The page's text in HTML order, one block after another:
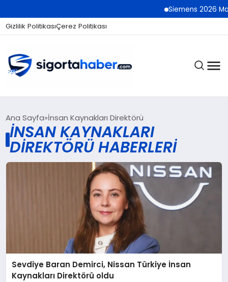
Siemens 2026
Gizlilik PolitikasıÇerez Politikası
SIGORTA
BES / HAYAT
BILIM VE TEKNOLOJI
Ana Sayfa İnsan Kaynakları Direktörü
İNSAN KAYNAKLARI
DIREKTÖRÜ HABERLERI
Sevdiye Baran Demirci, Nissan Türkiye İnsan
Kaynakları Direktörü oldu